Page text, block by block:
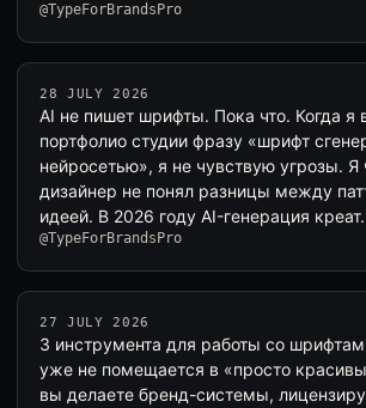
@TypeForBrandsPro
28 JULY 2026
AI не пишет шрифты. Пока что. Когда я
портфолио студии фразу «шрифт
нейросетью», я не чувствую угрозы. Я
дизайнер не понял разницы между
идеей. В 2026 году AI-генерация
@TypeForBrandsPro
27 JULY 2026
3 инструмента для работы со
уже не помещается в «просто
вы делаете бренд-системы,